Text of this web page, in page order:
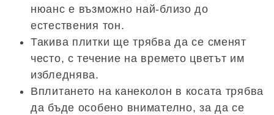
нюанс е възможно най-близо до
естествения тон.
Такива плитки ще трябва да се сменят
често, с течение на времето цветът им
избледнява.
Вплитането на канеколон в косата трябва
да бъде особено внимателно, за да се